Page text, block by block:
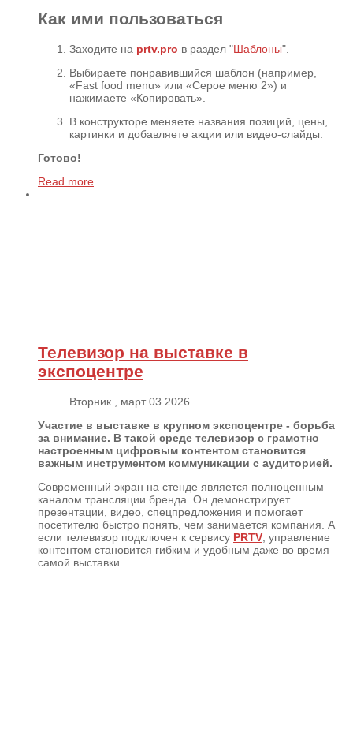
Как ими пользоваться
Заходите на prtv.pro в раздел "Шаблоны".
Выбираете понравившийся шаблон (например,
«Fast food menu» или «Серое меню 2») и
нажимаете «Копировать».
В конструкторе меняете названия позиций, цены,
картинки и добавляете акции или видео‑слайды.
Готово!
Read more
Телевизор на выставке в
экспоцентре
Вторник , март 03 2026
Участие в выставке в крупном экспоцентре - борьба
за внимание. В такой среде телевизор с грамотно
настроенным цифровым контентом становится
важным инструментом коммуникации с аудиторией.
Современный экран на стенде является полноценным
каналом трансляции бренда. Он демонстрирует
презентации, видео, спецпредложения и помогает
посетителю быстро понять, чем занимается компания. А
если телевизор подключен к сервису PRTV , управление
контентом становится гибким и удобным даже во время
самой выставки.